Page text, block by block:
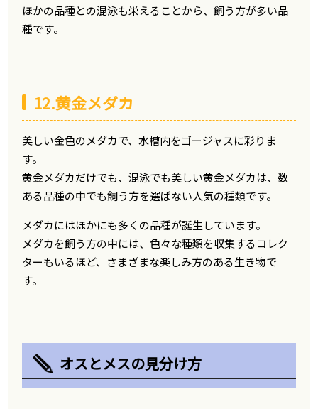
ほかの品種との混泳も栄えることから、飼う方が多い品
種です。
12.黄金メダカ
美しい金色のメダカで、水槽内をゴージャスに彩りま
す。
黄金メダカだけでも、混泳でも美しい黄金メダカは、数
ある品種の中でも飼う方を選ばない人気の種類です。
メダカにはほかにも多くの品種が誕生しています。
メダカを飼う方の中には、色々な種類を収集するコレク
ターもいるほど、さまざまな楽しみ方のある生き物で
す。
オスとメスの見分け方